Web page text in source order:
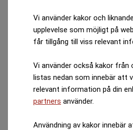
Vi använder kakor och
upplevelse som möjligt på
får tillgång till viss relevant
Vi använder också kakor
listas nedan som innebär att
relevant information på din
partners använder.
Användning av kakor innebär